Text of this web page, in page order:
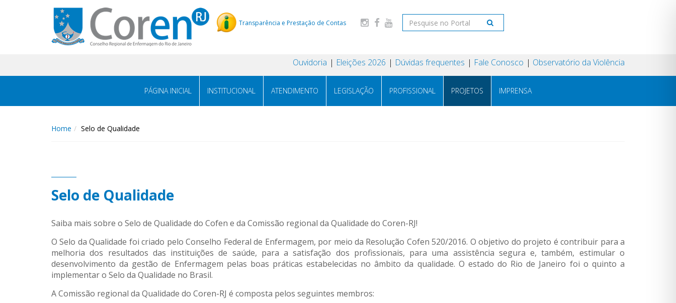
Transparência e Prestação de Contas
Ouvidoria Eleições 2026 Dúvidas frequentes Fale Conosco Observatório da Violência
PÁGINA INICIAL INSTITUCIONAL ATENDIMENTO LEGISLAÇÃO PROFISSIONAL PROJETOS IMPRENSA
Home Selo de Qualidade
Selo de Qualidade
Saiba mais sobre o Selo de Qualidade do Cofen e da Comissão regional da Qualidade do Coren-RJ!
O Selo da Qualidade foi criado pelo Conselho Federal de Enfermagem, por meio da Resolução Cofen 520/2016. O objetivo do projeto é contribuir para a
melhoria dos resultados das instituições de saúde, para a satisfação dos profissionais, para uma assistência segura e, também, estimular o
desenvolvimento da gestão de Enfermagem pelas boas práticas estabelecidas no âmbito da qualidade. O estado do Rio de Janeiro foi o quinto a
implementar o Selo da Qualidade no Brasil.
A Comissão regional da Qualidade do Coren-RJ é composta pelos seguintes membros: